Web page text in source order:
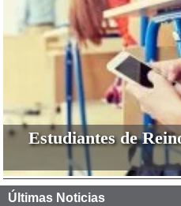
Estudiantes de
Últimas Noticias